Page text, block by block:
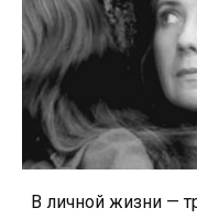
В личной жизни —